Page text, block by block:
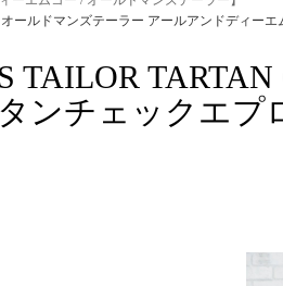
ールドマンズテーラー アールアンドディー
TAILOR
ンチェックエプ